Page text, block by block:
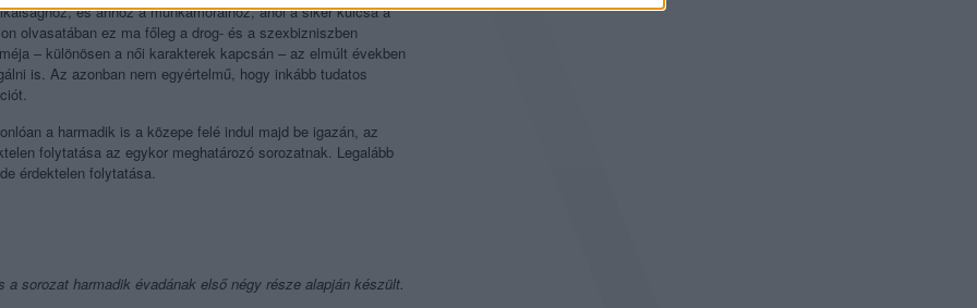
és ahhoz a munkamorálhoz, ahol a siker kulcsa a
olvasatában ez ma főleg a drog- és a szexbizniszben
– különösen a női karakterek kapcsán – az elmúlt években
is. Az azonban nem egyértelmű, hogy inkább tudatos
a harmadik is a közepe felé indul majd be igazán, az
folytatása az egykor meghatározó sorozatnak. Legalább
érdektelen folytatása.
a sorozat harmadik évadának első négy része alapján készült.